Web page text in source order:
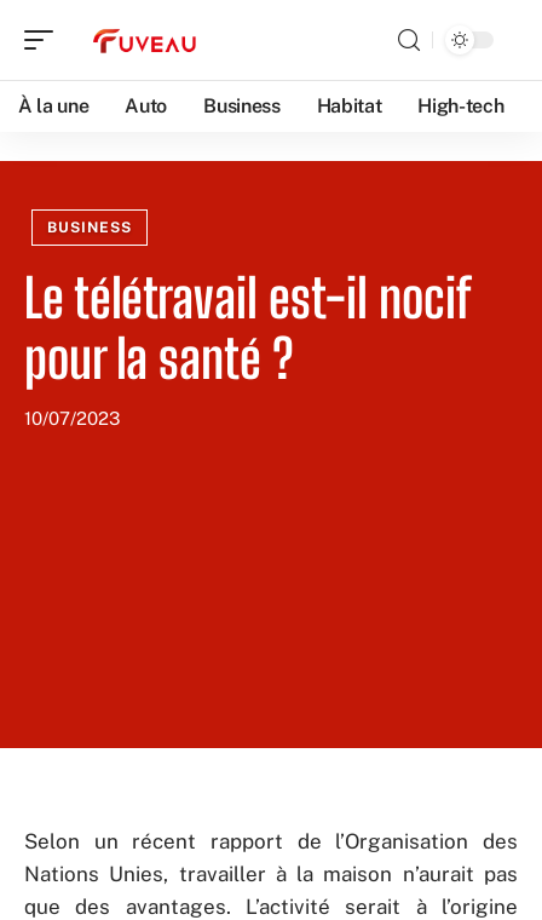
À la une Auto Business Habitat High-tech
BUSINESS
Le télétravail est-il nocif
pour la santé ?
10/07/2023
Selon un récent rapport de l’Organisation des
Nations Unies, travailler à la maison n’aurait pas
que des avantages. L’activité serait à l’origine